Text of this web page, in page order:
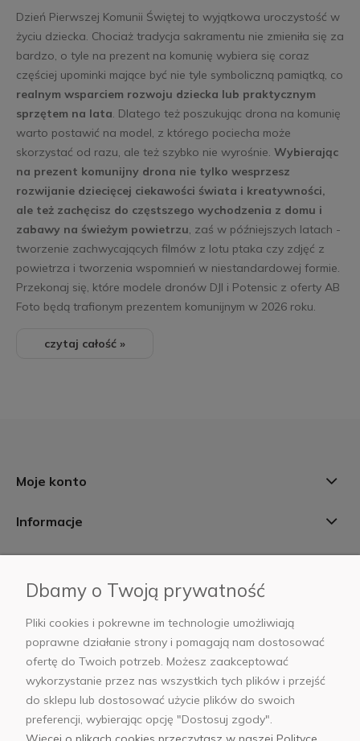
Dzień Pierwszej Komunii Świętej to wyjątkowa uroczystość w
życiu dziecka. Chociaż tradycja sakramentu nie zmieniła się za
bardzo, o tyle na prezent na komunię wybiera się coraz
częściej upominki mające być nie tyle symboliczną pamiątką, co
realnym wsparciem rozwoju dziecka lub praktycznym
sprzętem na lata. Dlatego też poszukując drona na komunię
warto postawić na model, z którego pociecha może
skorzystać od razu, ale też szybko nie wyrośnie. Wybierając
na prezent komunijny drona nie tylko wesprzesz
rozwijanie dziecięcej ciekawości świata i kreatywności,
ale też zachęcisz do częstszego wychodzenia z domu i
zabawy na świeżym powietrzu, zaś w późniejszych latach -
tworzenie zachwycających filmów z lotu ptaka czy zdjęć z
powietrza i tworzenia wspomnień w niestandardowej formie.
Przekonaj się, które modele dronów DJI i Potensic z oferty AB
Foto będą trafionym prezentem komunijnym w 2026 roku.
czytaj całość »
Moje konto
Informacje
AB Foto
sklep@abfoto.pl
+48 797 971 275
Dbamy o Twoją prywatność
Pliki cookies i pokrewne im technologie umożliwiają
poprawne działanie strony i pomagają nam dostosować
ofertę do Twoich potrzeb. Możesz zaakceptować
wykorzystanie przez nas wszystkich tych plików i przejść
do sklepu lub dostosować użycie plików do swoich
preferencji, wybierając opcję "Dostosuj zgody".